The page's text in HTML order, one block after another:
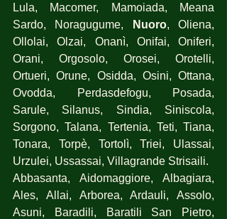
Lula, Macomer, Mamoiada, Meana
Sardo, Noragugume,
Nuoro, Oliena,
Ollolai, Olzai, Onanì, Onifai, Oniferi,
Orani, Orgosolo, Orosei, Orotelli,
Ortueri, Orune, Osidda, Osini, Ottana,
Ovodda, Perdasdefogu, Posada,
Sarule, Silanus, Sindia, Siniscola,
Sorgono, Talana, Tertenia, Teti, Tiana,
Tonara, Torpè, Tortolì, Triei, Ulassai,
Urzulei, Ussassai, Villagrande Strisaili.
Abbasanta, Aidomaggiore, Albagiara,
Ales, Allai, Arborea, Ardauli, Assolo,
Asuni, Baradili, Baratili San Pietro,